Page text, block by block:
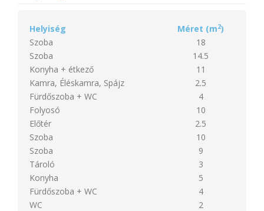
Helyiség Méret (m2)
Szoba
18
Szoba
14.5
Konyha + étkező
11
Kamra, Éléskamra, Spájz
2.5
Fürdőszoba + WC
4
Folyosó
10
Előtér
2.5
Szoba
10
Szoba
9
Tároló
3
Konyha
5
Fürdőszoba + WC
4
WC
2